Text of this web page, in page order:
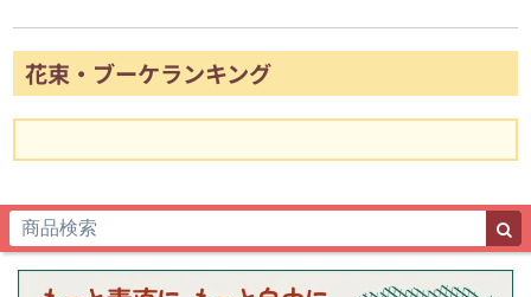
花束・ブーケランキング